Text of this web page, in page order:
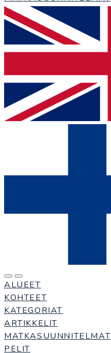
ALUEET
KOHTEET
KATEGORIAT
ARTIKKELIT
MATKASUUNNITELMAT
PELIT